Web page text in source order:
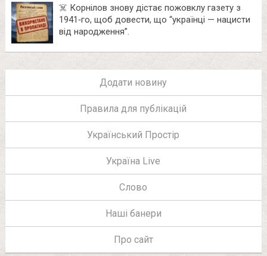
☠️ Корнілов знову дістає пожовклу газету з
1941‑го, щоб довести, що “українці — нацисти
від народження”.
Додати новину
Правила для публікацій
Український Простір
Україна Live
Слово
Наші банери
Про сайт